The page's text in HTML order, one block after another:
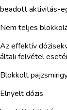
beadott aktivitás-
Nem teljes
Az effektív
általi felvétel
Blokkolt
Elnyelt dózis